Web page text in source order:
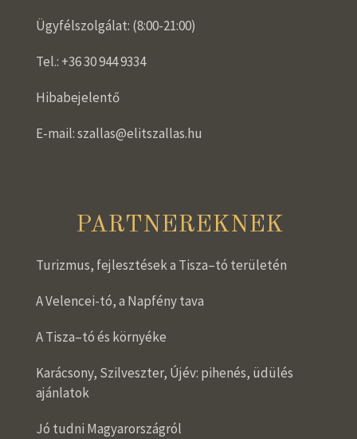
Ügyfélszolgálat: (8:00-21:00)
Tel.: +36 30 944 9334
Hibabejelentő
E-mail: szallas@elitszallas.hu
PARTNEREKNEK
Turizmus, fejlesztések a Tisza–tó területén
A Velencei-tó, a Napfény tava
A Tisza–tó és környéke
Karácsony, Szilveszter, Újév: pihenés, üdülés
ajánlatok
Jó tudni Magyarországról